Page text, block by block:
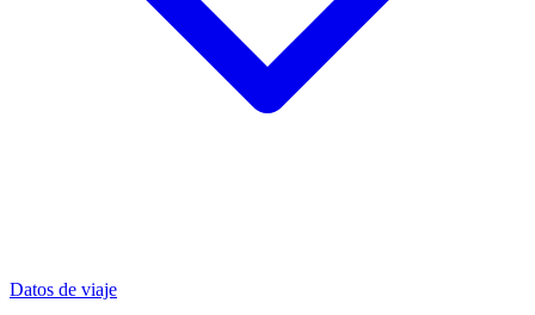
Datos de viaje